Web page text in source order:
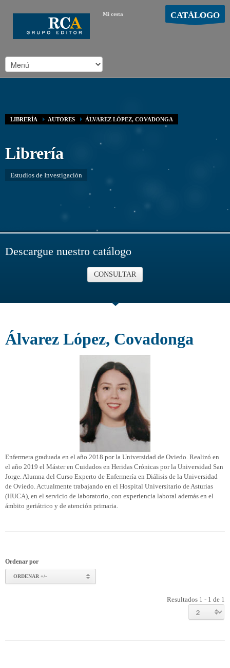
Mi cesta CATÁLOGO
LIBRERÍA AUTORES ÁLVAREZ LÓPEZ, COVADONGA
Librería
Estudios de Investigación
Descargue nuestro catálogo
CONSULTAR
Álvarez López, Covadonga
Enfermera graduada en el año 2018 por la Universidad de Oviedo. Realizó en
el año 2019 el Máster en Cuidados en Heridas Crónicas por la Universidad San
Jorge. Alumna del Curso Experto de Enfermería en Diálisis de la Universidad
de Oviedo. Actualmente trabajando en el Hospital Universitario de Asturias
(HUCA), en el servicio de laboratorio, con experiencia laboral además en el
ámbito geriátrico y de atención primaria.
Ordenar por
ORDENAR +/-
Resultados 1 - 1 de 1